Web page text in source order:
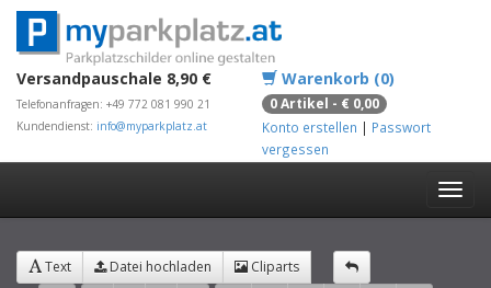
Versandpauschale 8,90 €
Telefonanfragen: +49 772 081 990 21
Kundendienst: info@myparkplatz.at
Warenkorb (0)
0 Artikel - € 0,00
Konto erstellen | Passwort
vergessen
Text Datei hochladen Cliparts